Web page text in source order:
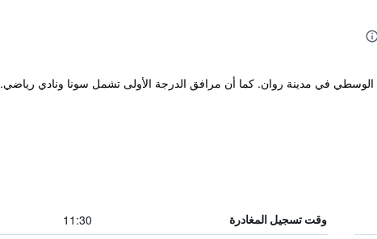
الوسطي في مدينة روان. كما أن مرافق الدرجة الأولى تشمل سونا ونادي رياضي.
وقت تسجيل المغادرة 11:30